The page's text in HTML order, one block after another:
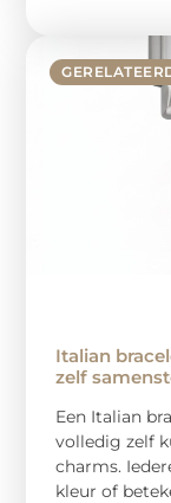
Italian
zelf
Een Italian
volledig zelf
charms.
kleur of